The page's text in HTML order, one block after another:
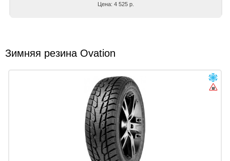
Цена: 4 525 р.
Зимняя резина Ovation